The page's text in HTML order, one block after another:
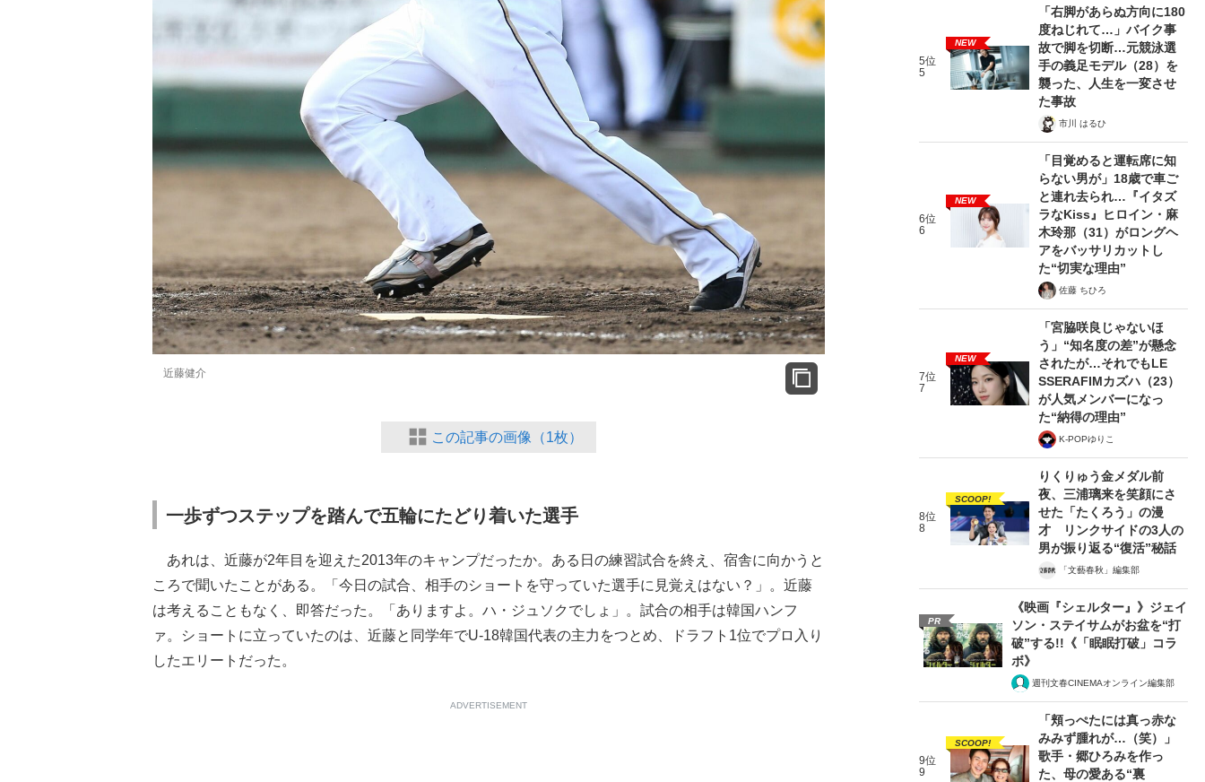
近藤健介
この記事の画像（1枚）
一歩ずつステップを踏んで五輪にたどり着いた選手
あれは、近藤が2年目を迎えた2013年のキャンプだったか。ある日の練習試合を終え、宿舎に向かうと
ころで聞いたことがある。「今日の試合、相手のショートを守っていた選手に見覚えはない？」。近藤
は考えることもなく、即答だった。「ありますよ。ハ・ジュソクでしょ」。試合の相手は韓国ハンフ
ァ。ショートに立っていたのは、近藤と同学年でU-18韓国代表の主力をつとめ、ドラフト1位でプロ入り
したエリートだった。
ADVERTISEMENT
5位
5
NEW
「右脚があらぬ方向に180
度ねじれて…」バイク事
故で脚を切断…元競泳選
手の義足モデル（28）を
襲った、人生を一変させ
た事故
市川 はるひ
6位
6
NEW
「目覚めると運転席に知
らない男が」18歳で車ご
と連れ去られ…『イタズ
ラなKiss』ヒロイン・麻
木玲那（31）がロングヘ
アをバッサリカットし
た“切実な理由”
佐藤 ちひろ
7位
7
NEW
「宮脇咲良じゃないほ
う」“知名度の差”が懸念
されたが…それでもLE
SSERAFIMカズハ（23）
が人気メンバーになっ
た“納得の理由”
K-POPゆりこ
8位
8
SCOOP!
りくりゅう金メダル前
夜、三浦璃来を笑顔にさ
せた「たくろう」の漫
才 リンクサイドの3人の
男が振り返る“復活”秘話
「文藝春秋」編集部
PR
《映画『シェルター』》ジェイ
ソン・ステイサムがお盆を“打
破”する!!《「眠眠打破」コラ
ボ》
週刊文春CINEMAオンライン編集部
9位
9
SCOOP!
「頬っぺたには真っ赤な
みみず腫れが…（笑）」
歌手・郷ひろみを作っ
た、母の愛ある“裏